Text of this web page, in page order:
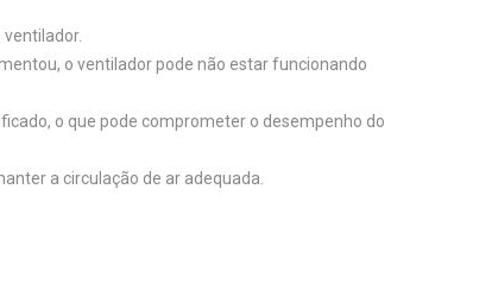
o ventilador pode não estar funcionando
o que pode comprometer o desempenho do
a circulação de ar adequada.